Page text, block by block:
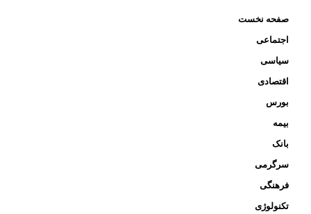
صفحه نخست
اجتماعی
سیاسی
اقتصادی
بورس
بیمه
بانک
سرگرمی
فرهنگی
تکنولوژی